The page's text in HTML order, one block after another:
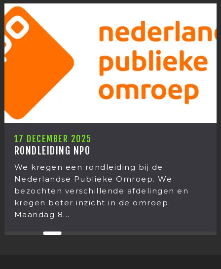
2025
NPO
een rondleiding bij de
Publieke Omroep. We
verschillende afdelingen en
inzicht in de omroep.
jaar